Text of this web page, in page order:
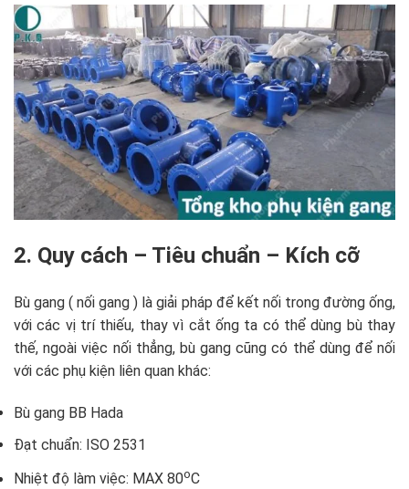
2. Quy cách – Tiêu chuẩn – Kích cỡ
Bù gang ( nối gang ) là giải pháp để kết nối trong đường ống,
với các vị trí thiếu, thay vì cắt ống ta có thể dùng bù thay
thế, ngoài việc nối thẳng, bù gang cũng có thể dùng để nối
với các phụ kiện liên quan khác:
Bù gang BB Hada
Đạt chuẩn: ISO 2531
Nhiệt độ làm việc: MAX 80oC